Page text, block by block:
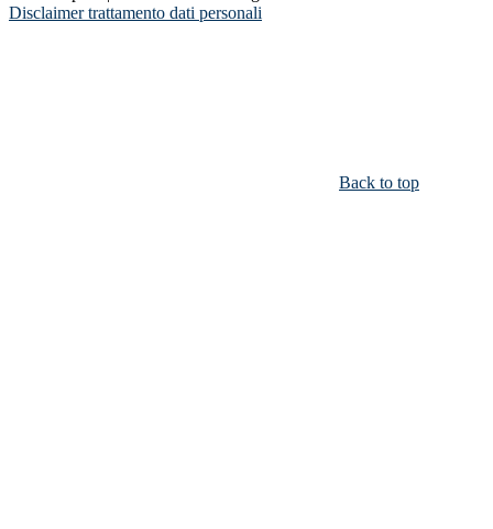
Disclaimer trattamento dati personali
Back to top